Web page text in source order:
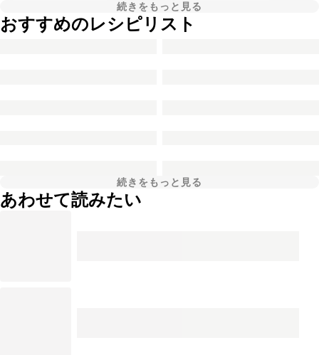
続きをもっと見る
おすすめのレシピリスト
続きをもっと見る
あわせて読みたい